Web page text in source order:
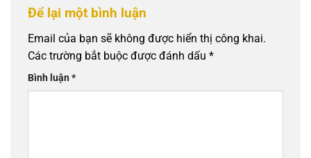
Để lại một bình luận
Email của bạn sẽ không được hiển thị công khai.
Các trường bắt buộc được đánh dấu *
Bình luận*